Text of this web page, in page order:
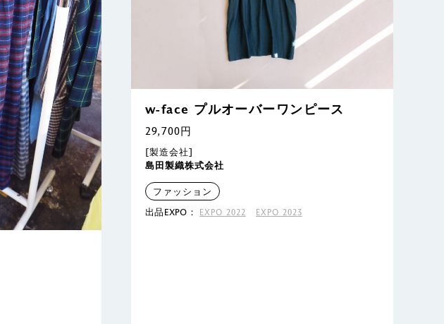
w-face プルオーバーワンピース
29,700円
[製造会社]
島田製織株式会社
ファッション
出品EXPO：
EXPO 2022 EXPO 2023